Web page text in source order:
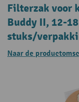
Filterzak voor
Buddy II, 12-
stuks/
Naar de